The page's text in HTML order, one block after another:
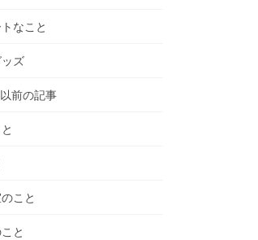
なこと
ズ
前の記事
こと
と